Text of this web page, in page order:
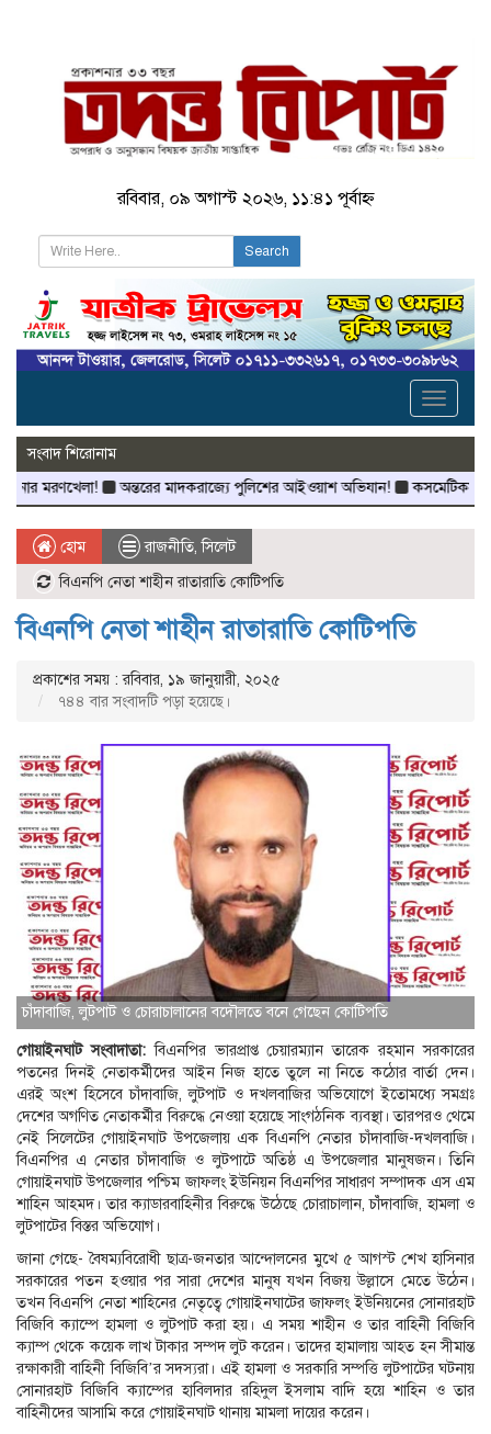
রবিবার, ০৯ অগাস্ট ২০২৬, ১১:৪১ পূর্বাহ্ন
Search
Toggle
সংবাদ শিরোনাম
অন্তরের মাদকরাজ্যে পুলিশের আইওয়াশ অভিযান! কসমেটিকস বিক্রেতা
হোম রাজনীতি,সিলেট
বিএনপি নেতা শাহীন রাতারাতি কোটিপতি
বিএনপি নেতা শাহীন রাতারাতি কোটিপতি
প্রকাশের সময় : রবিবার, ১৯ জানুয়ারী, ২০২৫
৭৪৪ বার সংবাদটি পড়া হয়েছে।
চাঁদাবাজি, লুটপাট ও চোরাচালানের বদৌলতে বনে গেছেন কোটিপতি
গোয়াইনঘাট সংবাদাতা:বিএনপির ভারপ্রাপ্ত চেয়ারম্যান তারেক রহমান সরকারের
পতনের দিনই নেতাকর্মীদের আইন নিজ হাতে তুলে না নিতে কঠোর বার্তা দেন।
এরই অংশ হিসেবে চাঁদাবাজি, লুটপাট ও দখলবাজির অভিযোগে ইতোমধ্যে সমগ্রঃ
দেশের অগণিত নেতাকর্মীর বিরুদ্ধে নেওয়া হয়েছে সাংগঠনিক ব্যবস্থা। তারপরও থেমে
নেই সিলেটের গোয়াইনঘাট উপজেলায় এক বিএনপি নেতার চাঁদাবাজি-দখলবাজি।
বিএনপির এ নেতার চাঁদাবাজি ও লুটপাটে অতিষ্ঠ এ উপজেলার মানুষজন। তিনি
গোয়াইনঘাট উপজেলার পশ্চিম জাফলং ইউনিয়ন বিএনপির সাধারণ সম্পাদক এস এম
শাহিন আহমদ। তার ক্যাডারবাহিনীর বিরুদ্ধে উঠেছে চোরাচালান, চাঁঁদাবাজি, হামলা ও
লুটপাটের বিস্তর অভিযোগ।
জানা গেছে- বৈষম্যবিরোধী ছাত্র-জনতার আন্দোলনের মুখে ৫ আগস্ট শেখ হাসিনার
সরকারের পতন হওয়ার পর সারা দেশের মানুষ যখন বিজয় উল্লাসে মেতে উঠেন।
তখন বিএনপি নেতা শাহিনের নেতৃত্বে গোয়াইনঘাটের জাফলং ইউনিয়নের সোনারহাট
বিজিবি ক্যাম্পে হামলা ও লুটপাট করা হয়। এ সময় শাহীন ও তার বাহিনী বিজিবি
ক্যাম্প থেকে কয়েক লাখ টাকার সম্পদ লুট করেন। তাদের হামালায় আহত হন সীমান্ত
রক্ষাকারী বাহিনী বিজিবি’র সদস্যরা। এই হামলা ও সরকারি সম্পত্তি লুটপাটের ঘটনায়
সোনারহাট বিজিবি ক্যাম্পের হাবিলদার রহিদুল ইসলাম বাদি হয়ে শাহিন ও তার
বাহিনীদের আসামি করে গোয়াইনঘাট থানায় মামলা দায়ের করেন।